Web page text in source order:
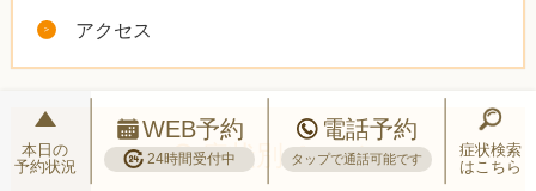
アクセス
症状別ページ
本日の
予約状況
WEB予約
24時間受付中
電話予約
タップで通話可能です
症状検索
はこちら